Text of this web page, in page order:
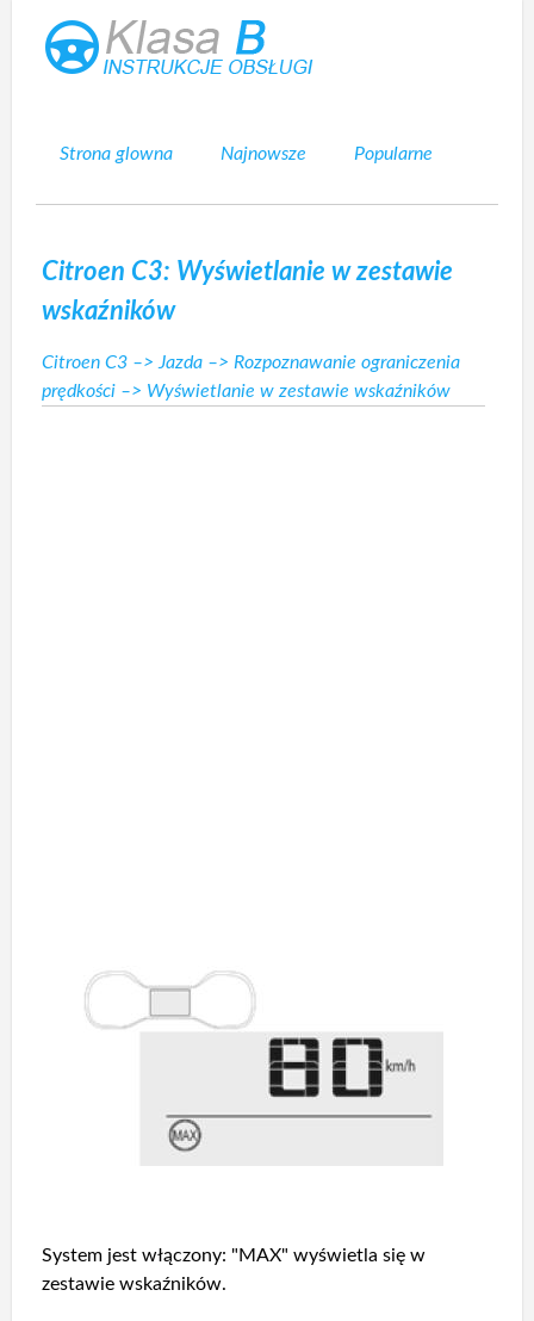
Strona glowna Najnowsze Popularne
Citroen C3: Wyświetlanie w zestawie
wskaźników
Citroen C3 –>Jazda –> Rozpoznawanie ograniczenia
prędkości –> Wyświetlanie w zestawie wskaźników
System jest włączony: "MAX" wyświetla się w
zestawie wskaźników.